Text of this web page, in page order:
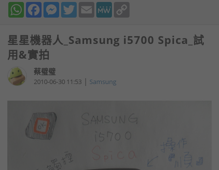
WhatsAppFacebookMessenger
TwitterEmail MeWe
星星機器人_Samsung i5700 Spica_試
用&實拍
蔡璧璧
2010-06-30 11:53 | Samsung